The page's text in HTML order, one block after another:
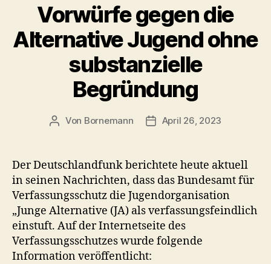
Vorwürfe gegen die
Alternative Jugend ohne
substanzielle
Begründung
Beitragsautor
Von Bornemann Veröffentlichungsdatum
April 26, 2023
Der Deutschlandfunk berichtete heute aktuell
in seinen Nachrichten, dass das Bundesamt für
Verfassungsschutz die Jugendorganisation
„Junge Alternative (JA) als verfassungsfeindlich
einstuft. Auf der Internetseite des
Verfassungsschutzes wurde folgende
Information veröffentlicht: